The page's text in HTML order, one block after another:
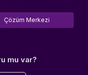
Çözüm Merkezi
mu var?